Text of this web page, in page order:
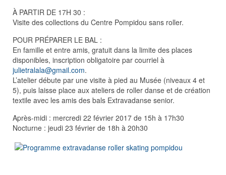
À PARTIR DE 17H 30 :
Visite des collections du Centre Pompidou sans roller.
POUR PRÉPARER LE BAL :
En famille et entre amis, gratuit dans la limite des places
disponibles, inscription obligatoire par courriel à
julietralala@gmail.com.
L’atelier débute par une visite à pied au Musée (niveaux 4 et
5), puis laisse place aux ateliers de roller danse et de création
textile avec les amis des bals Extravadanse senior.
Après-midi : mercredi 22 février 2017 de 15h à 17h30
Nocturne : jeudi 23 février de 18h à 20h30